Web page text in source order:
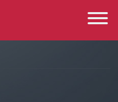
Toggle